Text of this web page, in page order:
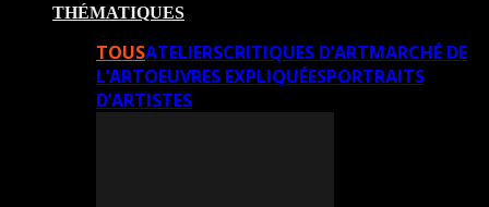
THÉMATIQUES
TOUSATELIERSCRITIQUES D’ARTMARCHÉ DE
L’ARTOEUVRES EXPLIQUÉESPORTRAITS
D’ARTISTES